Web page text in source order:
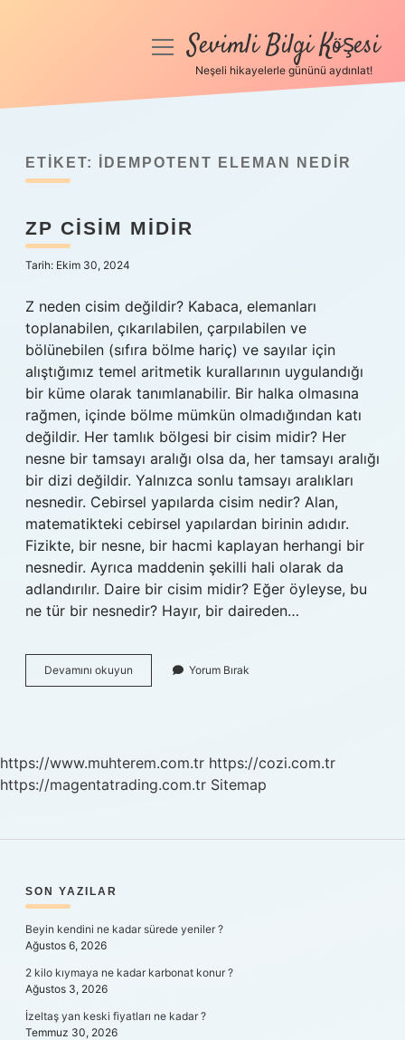
Anasayfa
Yasal Uyarı
Hakkımızda
menüyüSevimli Bilgi Köşesi
Neşeli hikayelerle gününü aydınlat!
ETIKET: İDEMPOTENT ELEMAN NEDIR
ZP CISIM MIDIR
Tarih: Ekim 30, 2024
Z neden cisim değildir? Kabaca, elemanları
toplanabilen, çıkarılabilen, çarpılabilen ve
bölünebilen (sıfıra bölme hariç) ve sayılar için
alıştığımız temel aritmetik kurallarının uygulandığı
bir küme olarak tanımlanabilir. Bir halka olmasına
rağmen, içinde bölme mümkün olmadığından katı
değildir. Her tamlık bölgesi bir cisim midir? Her
nesne bir tamsayı aralığı olsa da, her tamsayı aralığı
bir dizi değildir. Yalnızca sonlu tamsayı aralıkları
nesnedir. Cebirsel yapılarda cisim nedir? Alan,
matematikteki cebirsel yapılardan birinin adıdır.
Fizikte, bir nesne, bir hacmi kaplayan herhangi bir
nesnedir. Ayrıca maddenin şekilli hali olarak da
adlandırılır. Daire bir cisim midir? Eğer öyleyse, bu
ne tür bir nesnedir? Hayır, bir daireden…
Devamını okuyun
Cisim
Yorum Bırak
https://www.muhterem.com.tr https://cozi.com.tr
https://magentatrading.com.tr Sitemap
SIDEBAR
SON YAZILAR
Beyin kendini ne kadar sürede yeniler ?
Ağustos 6, 2026
2 kilo kıymaya ne kadar karbonat konur ?
Ağustos 3, 2026
İzeltaş yan keski fiyatları ne kadar ?
Temmuz 30, 2026